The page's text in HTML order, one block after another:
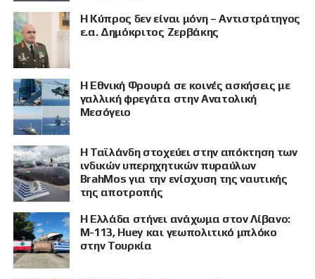
Η Κύπρος δεν είναι μόνη – Αντιστράτηγος
ε.α. Δημόκριτος Ζερβάκης
Η Εθνική Φρουρά σε κοινές ασκήσεις με
γαλλική φρεγάτα στην Ανατολική
Μεσόγειο
Η Ταϊλάνδη στοχεύει στην απόκτηση των
ινδικών υπερηχητικών πυραύλων
BrahMos για την ενίσχυση της ναυτικής
της αποτροπής
Η Ελλάδα στήνει ανάχωμα στον Λίβανο:
M-113, Huey και γεωπολιτικό μπλόκο
στην Τουρκία